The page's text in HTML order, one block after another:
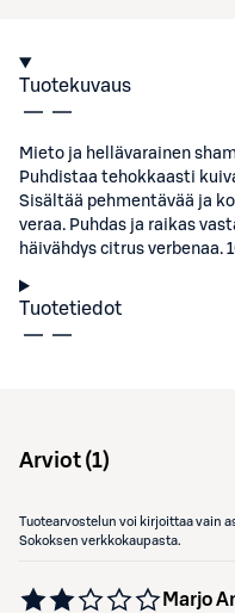
Tuotekuvaus
Mieto ja hellävarainen
Puhdistaa tehokkaasti
Sisältää pehmentävää ja
veraa. Puhdas ja raikas
häivähdys citrus verbenaa.
Tuotetiedot
Arviot (1)
Tuotearvostelun voi kirjoittaa vain
Sokoksen verkkokaupasta.
Marjo